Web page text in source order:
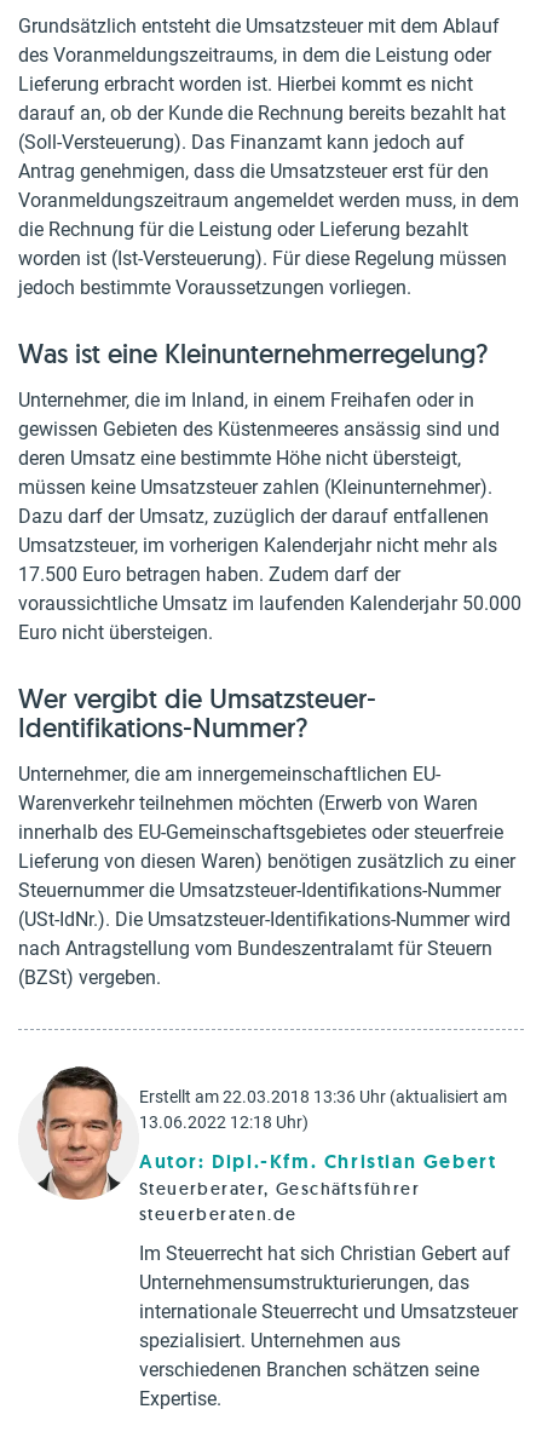
Grundsätzlich entsteht die Umsatzsteuer mit dem Ablauf
des Voranmeldungszeitraums, in dem die Leistung oder
Lieferung erbracht worden ist. Hierbei kommt es nicht
darauf an, ob der Kunde die Rechnung bereits bezahlt hat
(Soll-Versteuerung). Das Finanzamt kann jedoch auf
Antrag genehmigen, dass die Umsatzsteuer erst für den
Voranmeldungszeitraum angemeldet werden muss, in dem
die Rechnung für die Leistung oder Lieferung bezahlt
worden ist (Ist-Versteuerung). Für diese Regelung müssen
jedoch bestimmte Voraussetzungen vorliegen.
Was ist eine Kleinunternehmerregelung?
Unternehmer, die im Inland, in einem Freihafen oder in
gewissen Gebieten des Küstenmeeres ansässig sind und
deren Umsatz eine bestimmte Höhe nicht übersteigt,
müssen keine Umsatzsteuer zahlen (Kleinunternehmer).
Dazu darf der Umsatz, zuzüglich der darauf entfallenen
Umsatzsteuer, im vorherigen Kalenderjahr nicht mehr als
17.500 Euro betragen haben. Zudem darf der
voraussichtliche Umsatz im laufenden Kalenderjahr 50.000
Euro nicht übersteigen.
Wer vergibt die Umsatzsteuer-
Identifikations-Nummer?
Unternehmer, die am innergemeinschaftlichen EU-
Warenverkehr teilnehmen möchten (Erwerb von Waren
innerhalb des EU-Gemeinschaftsgebietes oder steuerfreie
Lieferung von diesen Waren) benötigen zusätzlich zu einer
Steuernummer die Umsatzsteuer-Identifikations-Nummer
(USt-IdNr.). Die Umsatzsteuer-Identifikations-Nummer wird
nach Antragstellung vom Bundeszentralamt für Steuern
(BZSt) vergeben.
Erstellt am 22.03.2018 13:36 Uhr (aktualisiert am
13.06.2022 12:18 Uhr)
Autor: Dipl.-Kfm. Christian Gebert
Steuerberater, Geschäftsführer
steuerberaten.de
Im Steuerrecht hat sich Christian Gebert auf
Unternehmensumstrukturierungen, das
internationale Steuerrecht und Umsatzsteuer
spezialisiert. Unternehmen aus
verschiedenen Branchen schätzen seine
Expertise.